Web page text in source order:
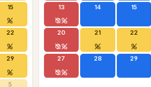
15
22
29
5
13 14 15
20 21 22
27 28 29